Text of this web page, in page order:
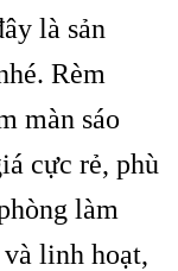
là sản
Rèm
màn sáo
cực rẻ, phù
làm
linh hoạt,